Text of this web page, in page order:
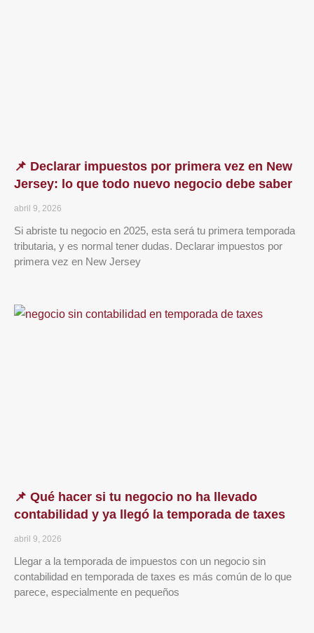
📌 Declarar impuestos por primera vez en New
Jersey: lo que todo nuevo negocio debe saber
abril 9, 2026
Si abriste tu negocio en 2025, esta será tu primera temporada
tributaria, y es normal tener dudas. Declarar impuestos por
primera vez en New Jersey
📌 Qué hacer si tu negocio no ha llevado
contabilidad y ya llegó la temporada de taxes
abril 9, 2026
Llegar a la temporada de impuestos con un negocio sin
contabilidad en temporada de taxes es más común de lo que
parece, especialmente en pequeños